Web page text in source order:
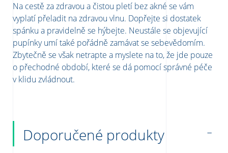
Na cestě za zdravou a čistou pletí bez akné se vám
vyplatí přeladit na zdravou vlnu. Dopřejte si dostatek
spánku a pravidelně se hýbejte. Neustále se objevující
pupínky umí také pořádně zamávat se sebevědomím.
Zbytečně se však netrapte a myslete na to, že jde pouze
o přechodné období, které se dá pomocí správné péče
v klidu zvládnout.
Doporučené produkty